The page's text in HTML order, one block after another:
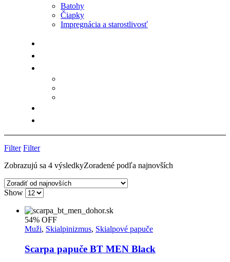
Batohy
Čiapky
Impregnácia a starostlivosť
Filter Filter
Zobrazujú sa 4 výsledkyZoradené podľa najnovších
Show
54% OFF
Muži, Skialpinizmus, Skialpové papuče
Scarpa papuče BT MEN Black